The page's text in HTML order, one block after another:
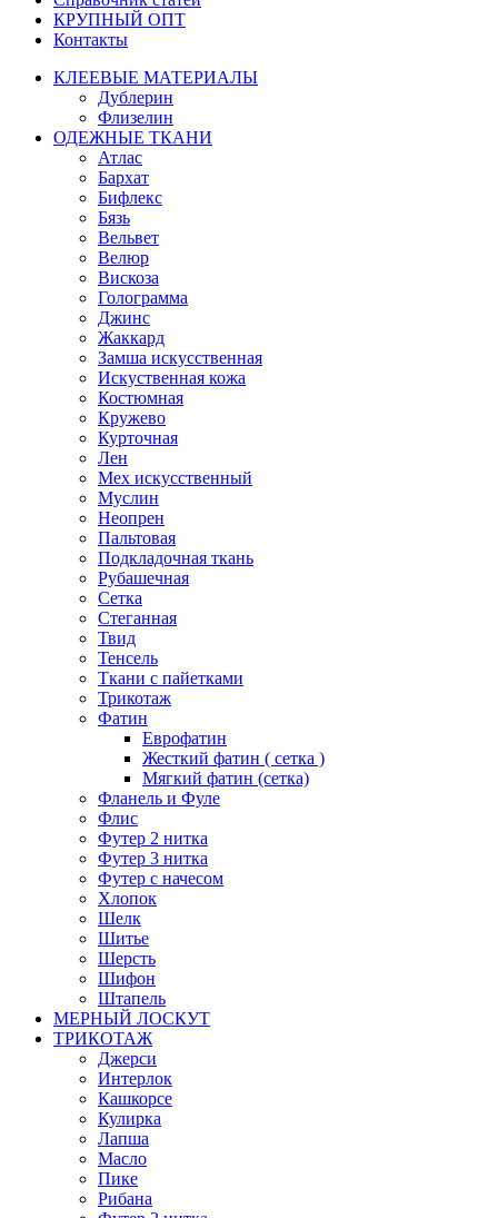
КРУПНЫЙ ОПТ
Контакты
КЛЕЕВЫЕ МАТЕРИАЛЫ
Дублерин
Флизелин
ОДЕЖНЫЕ ТКАНИ
Атлас
Бархат
Бифлекс
Бязь
Вельвет
Велюр
Вискоза
Голограмма
Джинс
Жаккард
Замша искусственная
Искуственная кожа
Костюмная
Кружево
Курточная
Лен
Мех искусственный
Муслин
Неопрен
Пальтовая
Подкладочная ткань
Рубашечная
Сетка
Стеганная
Твид
Тенсель
Ткани с пайетками
Трикотаж
Фатин
Еврофатин
Жесткий фатин ( сетка )
Мягкий фатин (сетка)
Фланель и Фуле
Флис
Футер 2 нитка
Футер 3 нитка
Футер с начесом
Хлопок
Шелк
Шитье
Шерсть
Шифон
Штапель
МЕРНЫЙ ЛОСКУТ
ТРИКОТАЖ
Джерси
Интерлок
Кашкорсе
Кулирка
Лапша
Масло
Пике
Рибана